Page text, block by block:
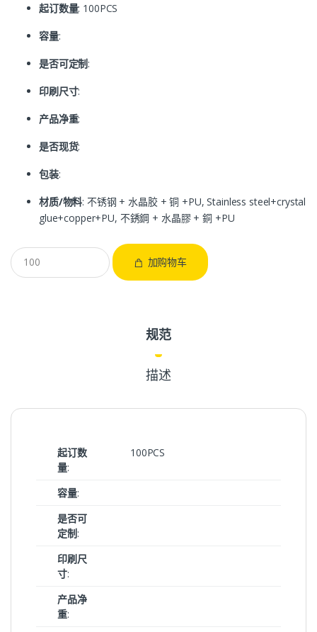
起订数量: 100PCS
容量:
是否可定制:
印刷尺寸:
产品净重:
是否现货:
包装:
材质/物料: 不锈钢 + 水晶胶 + 铜 +PU, Stainless steel+crystal
glue+copper+PU, 不銹鋼 + 水晶膠 + 銅 +PU
加购物车
规范
描述
起订数
量:
100PCS
容量:
是否可
定制 :
印刷尺
寸:
产品净
重: